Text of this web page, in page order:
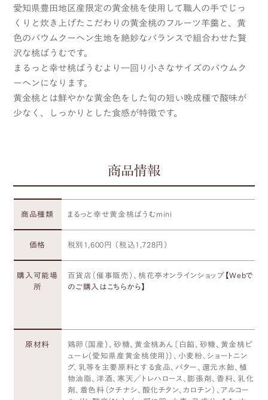
愛知県豊田地区産限定の黄金桃を使用して職人の手でじっ
くりと炊き上げたこだわりの黄金桃のフルーツ羊羹と、黄
色のバウムクーヘン生地を絶妙なバランスで組合わせた贅
沢な桃ばうむです。
まるっと幸せ桃ばうむより一回り小さなサイズのバウムク
ーヘンになります。
黄金桃とは鮮やかな黄金色をした旬の短い晩成種で酸味が
少なく、しっかりとした食感が特徴です。
商品情報
商品種類 まるっと幸せ黄金桃ばうむmini
価格 税別1,600円 （税込1,728円）
購入可能場
所
百貨店（催事販売）、桃花亭オンラインショップ 【Webで
のご購入はこちらから】
原材料
鶏卵（国産）、砂糖、黄金桃あん〔白餡、砂糖、黄金桃ピ
ューレ(愛知県産黄金桃使用)〕、小麦粉、ショートニン
グ、乳等を主要原料とする食品、バター、還元水飴、植
物油脂、洋酒、寒天／トレハロース、膨張剤、香料、乳化
剤、着色料（クチナシ、酸化チタン、カロチン）、アルコー